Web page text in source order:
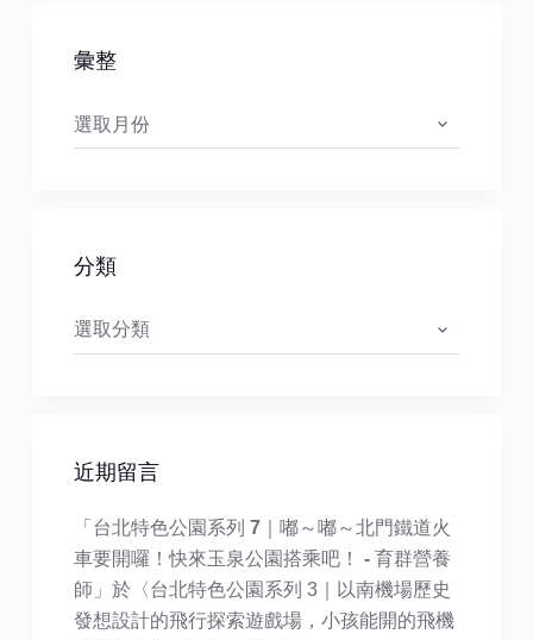
彙整
彙
分類
分
近期留言
「 台北特色公園系列 7｜嘟～嘟～北門鐵道火
車要開囉！快來玉泉公園搭乘吧！ - 育群營養
師 」於〈台北特色公園系列 3｜以南機場歷史
發想設計的飛行探索遊戲場，小孩能開的飛機